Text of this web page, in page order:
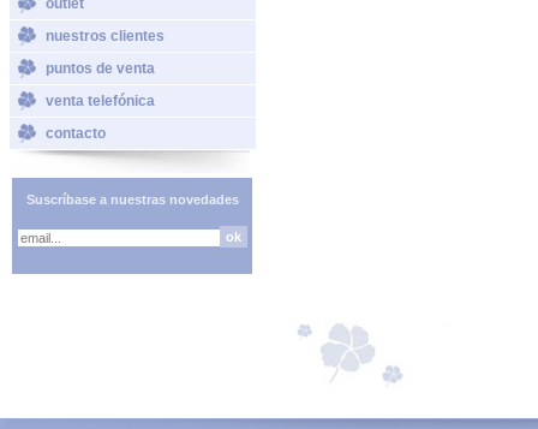
outlet
nuestros clientes
puntos de venta
venta telefónica
contacto
Suscríbase a nuestras novedades